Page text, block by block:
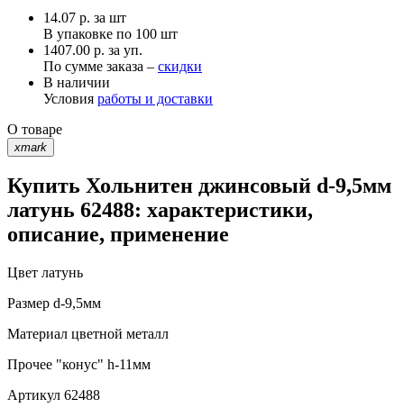
14.07 р. за шт
В упаковке по 100 шт
1407.00 р. за уп.
По сумме заказа – скидки
В наличии
Условия работы и доставки
О товаре
xmark
Купить Хольнитен джинсовый d-9,5мм
латунь 62488: характеристики,
описание, применение
Цвет латунь
Размер d-9,5мм
Материал цветной металл
Прочее "конус" h-11мм
Артикул 62488